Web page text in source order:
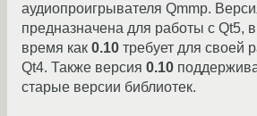
аудиопроигрывателя Qmmp.
предназначена для работы с Qt5,
время как 0.10 требует для своей
Qt4. Также версия 0.10
старые версии библиотек.